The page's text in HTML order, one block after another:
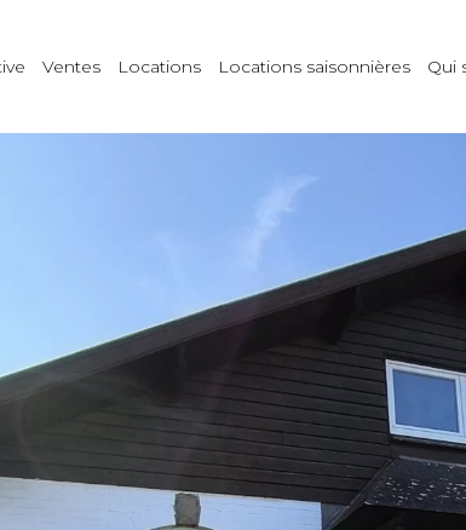
Ventes Locations Locations saisonnières Qui